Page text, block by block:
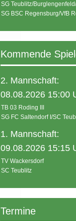
SG Teublitz/
SG BSC Regensburg/VfB
Kommende
2. Mannschaft:
08.08.2026 15:00
TB 03 Roding III
SG FC Saltendorf I/SC
1. Mannschaft:
09.08.2026 15:15
TV Wackersdorf
SC Teublitz
Termine